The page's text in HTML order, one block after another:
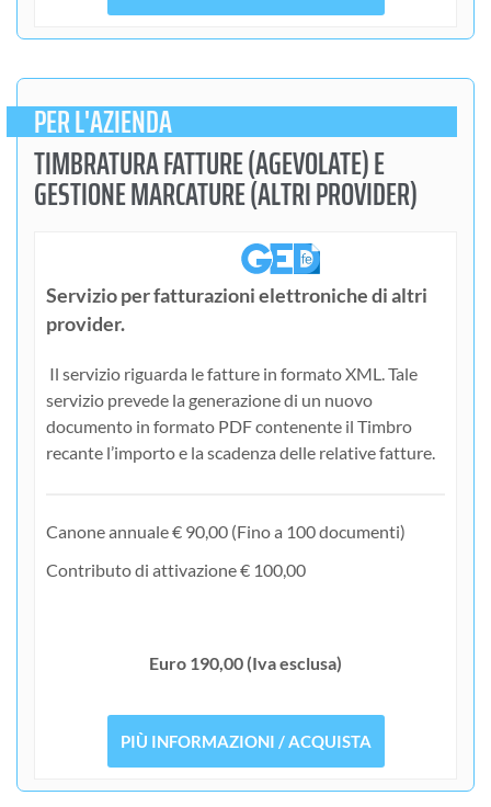
PER L'AZIENDA
TIMBRATURA FATTURE (AGEVOLATE) E
GESTIONE MARCATURE (ALTRI PROVIDER)
Servizio per fatturazioni elettroniche di altri
provider.
Il servizio riguarda le fatture in formato XML. Tale
servizio prevede la generazione di un nuovo
documento in formato PDF contenente il Timbro
recante l’importo e la scadenza delle relative fatture.
Canone annuale € 90,00 (Fino a 100 documenti)
Contributo di attivazione € 100,00
Euro 190,00 (Iva esclusa)
PIÙ INFORMAZIONI / ACQUISTA